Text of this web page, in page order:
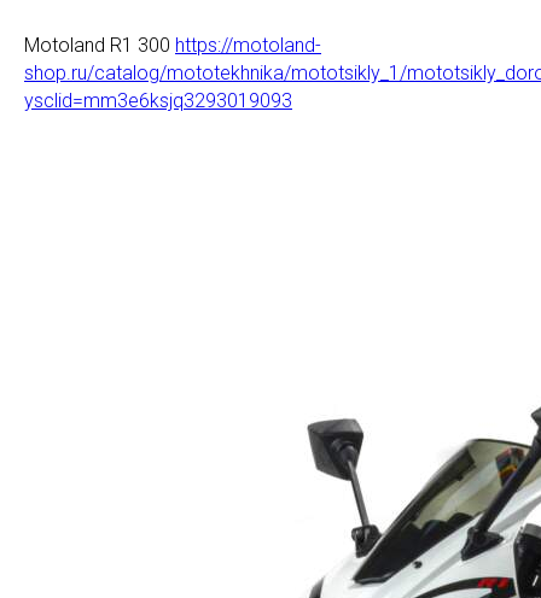
Motoland R1 300 https://motoland-
shop.ru/catalog/mototekhnika/mototsikly_1/
ysclid=mm3e6ksjq3293019093